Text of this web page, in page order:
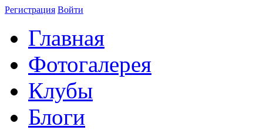
Регистрация Войти
Главная
Фотогалерея
Клубы
Блоги